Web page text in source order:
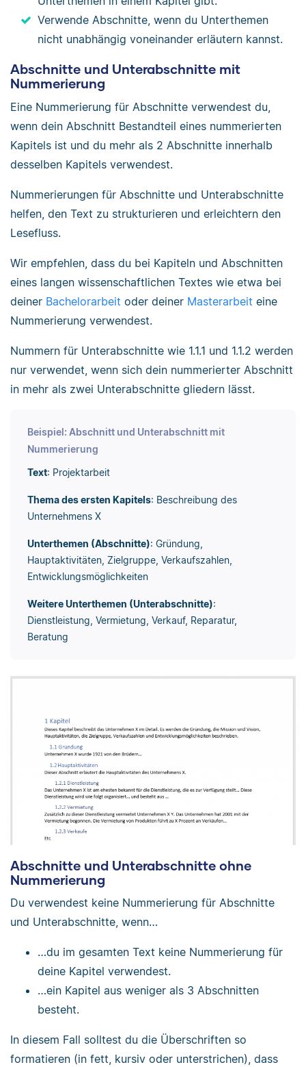
Verwende Abschnitte, wenn du Unterthemen
nicht unabhängig voneinander erläutern kannst.
Abschnitte und Unterabschnitte mit
Nummerierung
Eine Nummerierung für Abschnitte verwendest du,
wenn dein Abschnitt Bestandteil eines nummerierten
Kapitels ist und du mehr als 2 Abschnitte innerhalb
desselben Kapitels verwendest.
Nummerierungen für Abschnitte und Unterabschnitte
helfen, den Text zu strukturieren und erleichtern den
Lesefluss.
Wir empfehlen, dass du bei Kapiteln und Abschnitten
eines langen wissenschaftlichen Textes wie etwa bei
deiner Bachelorarbeit oder deiner Masterarbeit eine
Nummerierung verwendest.
Nummern für Unterabschnitte wie 1.1.1 und 1.1.2 werden
nur verwendet, wenn sich dein nummerierter Abschnitt
in mehr als zwei Unterabschnitte gliedern lässt.
Beispiel: Abschnitt und Unterabschnitt mit
Nummerierung
Text: Projektarbeit
Thema des ersten Kapitels: Beschreibung des
Unternehmens X
Unterthemen (Abschnitte): Gründung,
Hauptaktivitäten, Zielgruppe, Verkaufszahlen,
Entwicklungsmöglichkeiten
Weitere Unterthemen (Unterabschnitte):
Dienstleistung, Vermietung, Verkauf, Reparatur,
Beratung
Abschnitte und Unterabschnitte ohne
Nummerierung
Du verwendest keine Nummerierung für Abschnitte
und Unterabschnitte, wenn…
…du im gesamten Text keine Nummerierung für
deine Kapitel verwendest.
…ein Kapitel aus weniger als 3 Abschnitten
besteht.
In diesem Fall solltest du die Überschriften so
formatieren (in fett, kursiv oder unterstrichen), dass